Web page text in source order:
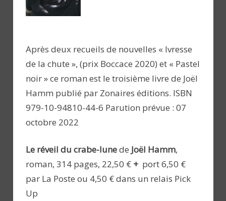
Après deux recueils de nouvelles « Ivresse
de la chute », (prix Boccace 2020) et « Pastel
noir » ce roman est le troisième livre de Joël
Hamm publié par Zonaires éditions. ISBN
979-10-94810-44-6 Parution prévue : 07
octobre 2022
Le réveil du crabe-lunede Joël Hamm,
roman, 314 pages, 22,50 € + port 6,50 €
par La Poste ou 4,50 € dans un relais Pick
Up